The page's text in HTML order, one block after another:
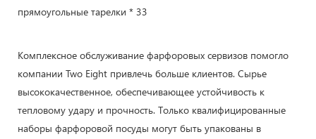
Комплексное обслуживание фарфоровых сервизов помогло
компании Two Eight привлечь больше клиентов. Сырье
высококачественное, обеспечивающее устойчивость к
тепловому удару и прочность. Только квалифицированные
наборы фарфоровой посуды могут быть упакованы в